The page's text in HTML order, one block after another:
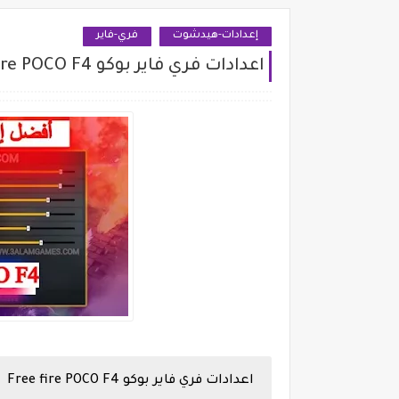
إعدادات-هيدشوت فري-فاير
اعدادات فري فاير بوكو Free fire POCO F4
اعدادات فري فاير بوكو Free fire POCO F4